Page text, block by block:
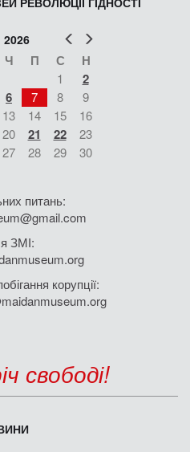
Попер
Ч П С Н
1 2
6 7 8
9
13 14 15
16
20 21 22
23
27 28 29
30
питань:
ЗМІ:
корупції:
свободі!